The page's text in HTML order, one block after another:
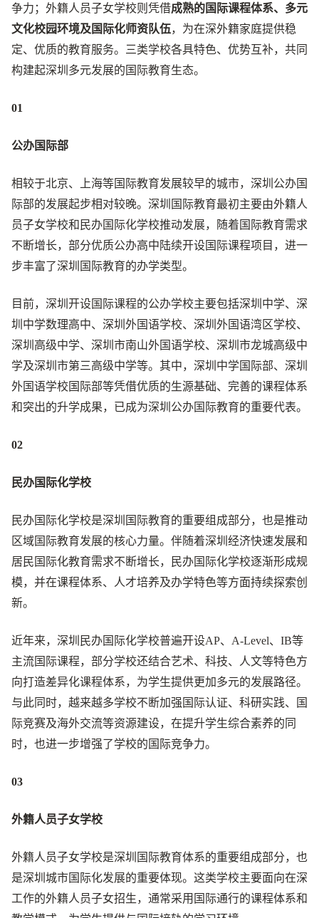
争力；外籍人员子女学校则凭借成熟的国际课程体系、多元
文化校园环境及国际化师资队伍，为在深外籍家庭提供稳
定、优质的教育服务。三类学校各具特色、优势互补，共同
构建起深圳多元发展的国际教育生态。
01
公办国际部
相较于北京、上海等国际教育发展较早的城市，深圳公办国
际部的发展起步相对较晚。深圳国际教育最初主要由外籍人
员子女学校和民办国际化学校推动发展，随着国际教育需求
不断增长，部分优质公办高中陆续开设国际课程项目，进一
步丰富了深圳国际教育的办学类型。
目前，深圳开设国际课程的公办学校主要包括深圳中学、深
圳中学数理高中、深圳外国语学校、深圳外国语湾区学校、
深圳高级中学、深圳市南山外国语学校、深圳市龙城高级中
学及深圳市第三高级中学等。其中，深圳中学国际部、深圳
外国语学校国际部等凭借优质的生源基础、完善的课程体系
和突出的升学成果，已成为深圳公办国际教育的重要代表。
02
民办国际化学校
民办国际化学校是深圳国际教育的重要组成部分，也是推动
区域国际教育发展的核心力量。伴随着深圳经济快速发展和
居民国际化教育需求不断增长，民办国际化学校逐渐形成规
模，并在课程体系、人才培养及办学特色等方面持续探索创
新。
近年来，深圳民办国际化学校普遍开设AP、A-Level、IB等
主流国际课程，部分学校还结合艺术、科技、人文等特色方
向打造差异化课程体系，为学生提供更加多元的发展路径。
与此同时，越来越多学校不断加强国际认证、科研实践、国
际竞赛及海外交流等资源建设，在提升学生综合素养的同
时，也进一步增强了学校的国际竞争力。
03
外籍人员子女学校
外籍人员子女学校是深圳国际教育体系的重要组成部分，也
是深圳城市国际化发展的重要体现。这类学校主要面向在深
工作的外籍人员子女招生，通常采用国际通行的课程体系和